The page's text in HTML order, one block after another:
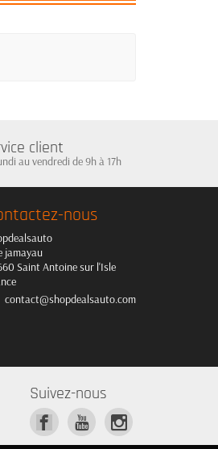
client
au vendredi de 9h à 17h
nous
jamayau
Saint Antoine sur l'Isle
contact@shopdealsauto.com
Suivez-nous